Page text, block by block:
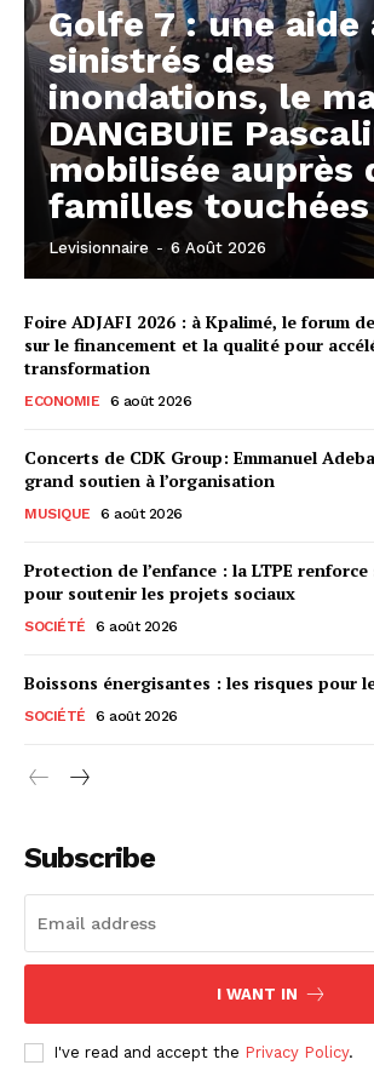
Golfe 7 : une aide
sinistrés des
inondations, le
DANGBUIE
mobilisée auprès
familles touchées
Levisionnaire - 6 Août 2026
Foire ADJAFI 2026 : à Kpalimé, le forum
sur le financement et la qualité pour
transformation
ECONOMIE 6 août 2026
Concerts de CDK Group: Emmanuel
grand soutien à l’organisation
MUSIQUE 6 août 2026
Protection de l’enfance : la LTPE
pour soutenir les projets sociaux
SOCIÉTÉ 6 août 2026
Boissons énergisantes : les risques pour
SOCIÉTÉ 6 août 2026
Subscribe
I WANT IN
I've read and accept the Privacy Policy.